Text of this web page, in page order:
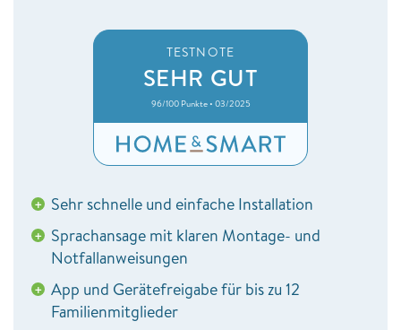
TESTNOTE
SEHR GUT
96/100 Punkte • 03/2025
+ Sehr schnelle und einfache Installation
+ Sprachansage mit klaren Montage- und
Notfallanweisungen
+ App und Gerätefreigabe für bis zu 12
Familienmitglieder